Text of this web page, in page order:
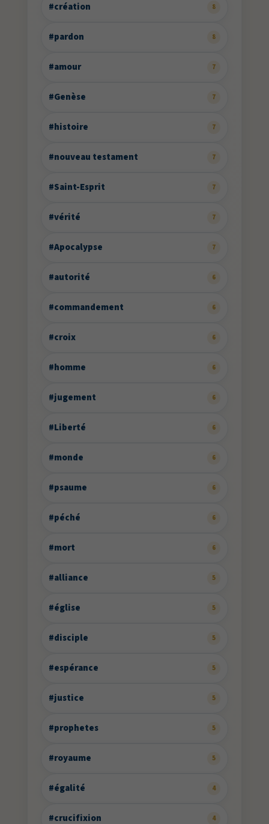
#création 8
#pardon 8
#amour 7
#Genèse 7
#histoire 7
#nouveau testament 7
#Saint-Esprit 7
#vérité 7
#Apocalypse 7
#autorité 6
#commandement 6
#croix 6
#homme 6
#jugement 6
#Liberté 6
#monde 6
#psaume 6
#péché 6
#mort 6
#alliance 5
#église 5
#disciple 5
#espérance 5
#justice 5
#prophetes 5
#royaume 5
#égalité 4
#crucifixion 4